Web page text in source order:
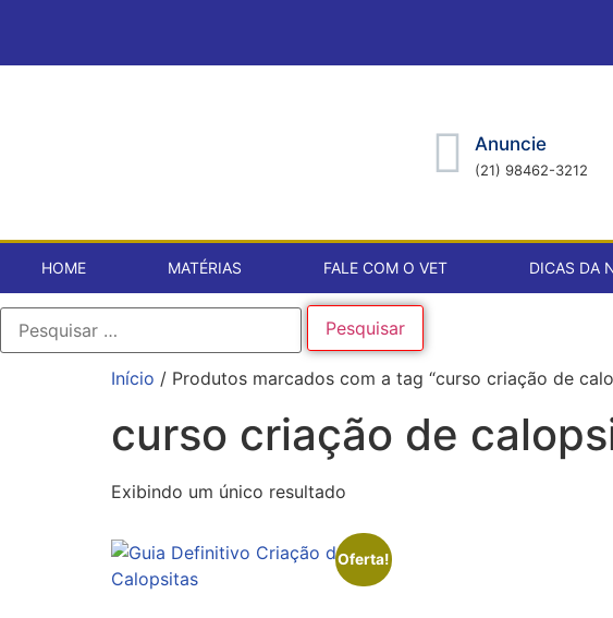
Anuncie
(21) 98462-3212
HOME MATÉRIAS FALE COM O VET DICAS DA
Início / Produtos marcados com a tag “curso criação de
curso criação de
Exibindo um único resultado
Oferta!